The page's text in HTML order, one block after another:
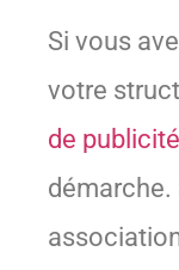
Si vous
votre
de publicité
démarche.